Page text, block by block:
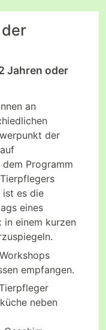
Jahren oder
an
der
Programm
ist es die
eines
in einem kurzen
empfangen.
neben